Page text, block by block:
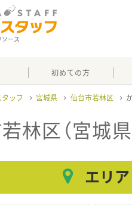
ース
初めての方
ッフ 宮城県 仙台市若林区
林区（宮城
エリア